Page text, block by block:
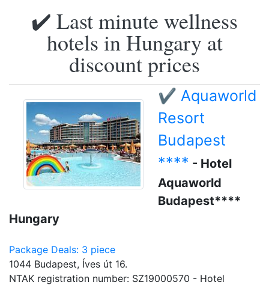
✔️ Last minute wellness
hotels in Hungary at
discount prices
✔️ Aquaworld
Resort
Budapest
**** - Hotel
Aquaworld
Budapest****
Hungary
Package Deals: 3 piece
1044 Budapest, Íves út 16.
NTAK registration number: SZ19000570 - Hotel